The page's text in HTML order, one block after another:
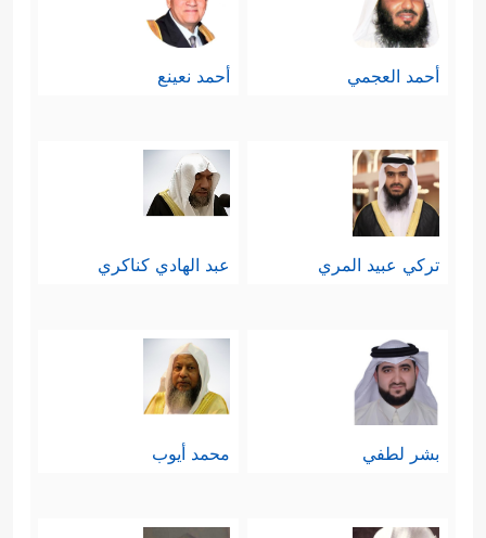
أحمد العجمي أحمد نعينع
تركي عبيد المري عبد الهادي كناكري
بشر لطفي محمد أيوب